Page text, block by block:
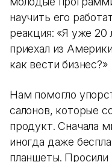
научить его
реакция: «Я уже 20
приехал из
как вести бизнес?»
Нам помогло
салонов, которые
продукт. Сначала
иногда даже
планшеты. Просили